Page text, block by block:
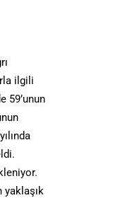
ilgili
59’unun
yaklaşık